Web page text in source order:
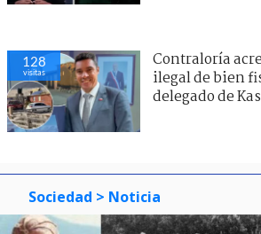
128
visitas
Contraloría
ilegal de bien
delegado de
Sociedad > Noticia